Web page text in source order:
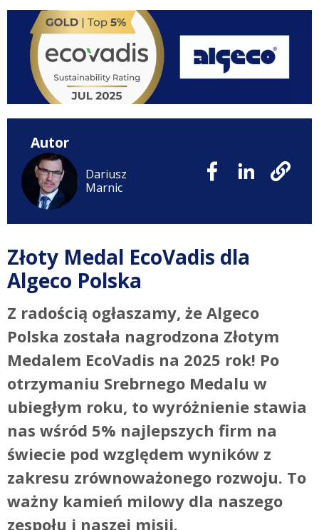
Autor
Dariusz
Marnic
Złoty Medal EcoVadis dla
Algeco Polska
Z radością ogłaszamy, że Algeco
Polska została nagrodzona Złotym
Medalem EcoVadis na 2025 rok! Po
otrzymaniu Srebrnego Medalu w
ubiegłym roku, to wyróżnienie stawia
nas wśród 5% najlepszych firm na
świecie pod względem wyników z
zakresu zrównoważonego rozwoju. To
ważny kamień milowy dla naszego
zespołu i naszej misji.